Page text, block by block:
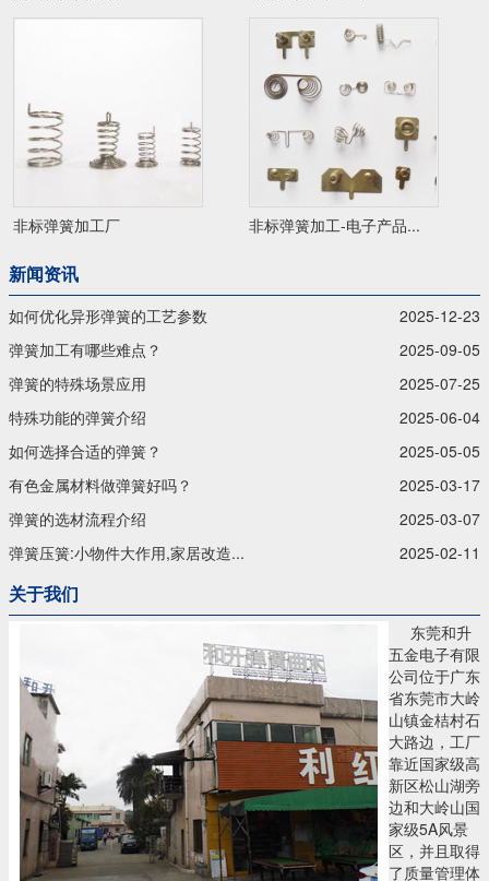
非标弹簧加工厂 非标弹簧加工-电子产品...
新闻资讯
如何优化异形弹簧的工艺参数
2025-12-23
弹簧加工有哪些难点？
2025-09-05
弹簧的特殊场景应用
2025-07-25
特殊功能的弹簧介绍
2025-06-04
如何选择合适的弹簧？
2025-05-05
有色金属材料做弹簧好吗？
2025-03-17
弹簧的选材流程介绍
2025-03-07
弹簧压簧:小物件大作用,家居改造...
2025-02-11
关于我们
东莞和升
五金电子有限
公司位于广东
省东莞市大岭
山镇金桔村石
大路边，工厂
靠近国家级高
新区松山湖旁
边和大岭山国
家级5A风景
区，并且取得
了质量管理体